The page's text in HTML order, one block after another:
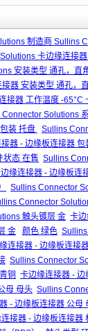
制造商 Sullins
卡边缘连接
安装类型 通孔，直
器 安装类型 通孔，
接器 工作温度 -65°C
Solutions
包装 托盘
Sullins
器 - 边缘板连接器
状态 在售 Sullins
缘连接器 - 边缘板连
Sullins Connector
Connector
触头镀层 金 卡
金
颜色 绿色
连接器 - 边缘板连接
Sullins Connector
铜 卡边缘连接器 -
母 母头 Sullins
- 边缘板连接器 公母
接器 - 边缘板连接器